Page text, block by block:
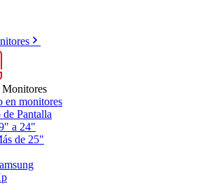
Monitores
en monitores
de Pantalla
a 24"
de 25"